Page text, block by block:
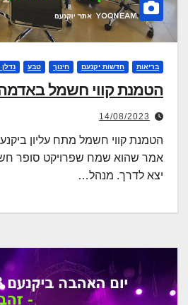
בריאות חדשות יקנעם חינוך טבע נדלן
הטמנת קווי חשמל
14/08/2023
הטמנת קווי חשמל מתח עליון
אמר שהוא שמח שפרויקט סופר
יצא לדרך. מנהל…